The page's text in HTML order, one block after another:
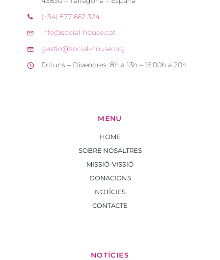
(+34) 877 662 324
info@social-house.cat
gestio@social-house.org
Dilluns – Divendres: 8h a 13h – 16:00h a 20h
MENU
HOME
SOBRE NOSALTRES
MISSIÓ-VISSIÓ
DONACIONS
NOTÍCIES
CONTACTE
NOTÍCIES